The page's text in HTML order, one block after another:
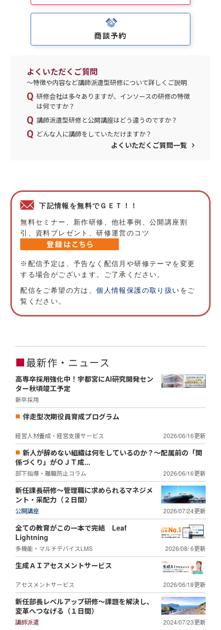
商談予約
よくいただくご質問
～特徴や内容など講師派遣型研修について詳しくご説明
研修会社は多々ありますが、インソースの研修の特徴
は何ですか？
講師派遣型研修と公開講座はどう違うのですか？
どんな人に講師をしていただけますか？
よくいただくご質問一覧
下記情報を無料でＧＥＴ！！
無料セミナー、新作研修、他社事例、公開講座割
引、資料プレゼント、研修運営のコツ
※配信予定は、予告なく配信月や研修テーマを変更
する場合がございます。ご了承ください。
配信をご希望の方は、個人情報保護の取り扱いをご
覧ください。
■最新作・ニュース
高専卒採用強化中！宇都宮にAI研究開発セン
ター秋頃竣工予定
新卒採用
伴走型次期役員育成プログラム
経営人材養成・経営支援サービス 2026/06/16更新
新人が辞めない組織は何をしているのか？～配属前の「関
係づくり」がＯＪＴ成...
部下指導・離職防止コラム 2026/06/16更新
新任課長研修～管理職に求められるマネジメ
ント・采配力（２日間）
公開講座 2026/07/24更新
全ての教育がこの一本で完結 Leaf
Lightning
多機能・マルチデバイスLMS 2026/08/ 6更新
生成ＡＩアセスメントサービス
アセスメントサービス 2026/06/18更新
新任部長レベルアップ研修～課題を解決し、
変革へつなげる（１日間）
講師派遣 2024/07/23更新